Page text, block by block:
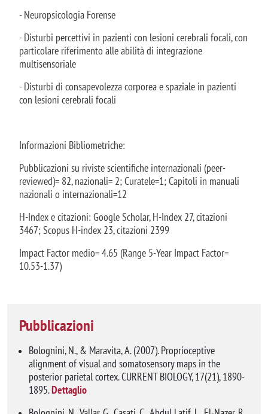
- Neuropsicologia Forense
- Disturbi percettivi in pazienti con lesioni cerebrali focali, con
particolare riferimento alle abilità di integrazione
multisensoriale
- Disturbi di consapevolezza corporea e spaziale in pazienti
con lesioni cerebrali focali
Informazioni Bibliometriche:
Pubblicazioni su riviste scientifiche internazionali (peer-
reviewed)= 82, nazionali= 2; Curatele=1; Capitoli in manuali
nazionali o internazionali=12
H-Index e citazioni: Google Scholar, H-Index 27, citazioni
3467; Scopus H-index 23, citazioni 2399
Impact Factor medio= 4.65 (Range 5-Year Impact Factor=
10.53-1.37)
Pubblicazioni
Bolognini, N., & Maravita, A. (2007). Proprioceptive
alignment of visual and somatosensory maps in the
posterior parietal cortex. CURRENT BIOLOGY, 17(21), 1890-
1895.Dettaglio